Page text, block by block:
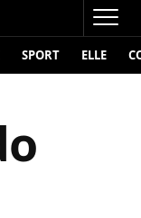
SPORT ELLE